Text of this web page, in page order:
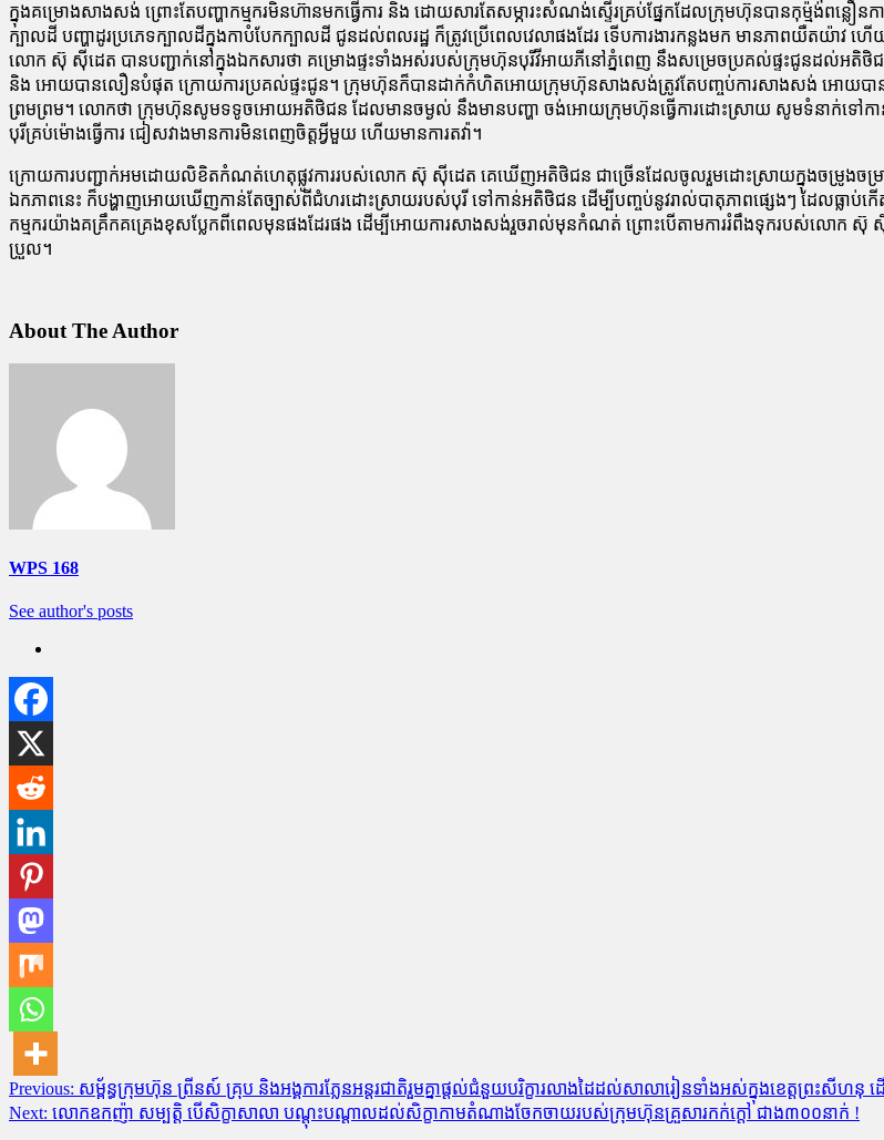
ក្នុងគម្រោងសាងសង់ ព្រោះតែបញ្ហាកម្មករមិនហ៊ានមកធ្វើការ និង ដោយសារតែសម្ភារះសំណង់ស្ទើរគ្រប់ផ្នែកដែលក្រុមហ៊ុនបានកុម្ម៉ង់ពន្លឿនក
ក្បាលដី បញ្ហាដូរប្រភេទក្បាលដីក្នុងកាបំបែកក្បាលដី ជូនដល់ពលរដ្ឋ ក៏ត្រូវប្រើពេលវេលាផងដែរ ទើបការងារកន្លងមក មានភាពយឺត
លោក ស៊ុ ស៊ីដេត បានបញ្ជាក់នៅក្នុងឯកសារថា គម្រោងផ្ទះទាំងអស់របស់ក្រុមហ៊ុនបុរីវីអាយភីនៅភ្នំពេញ នឹងសម្រេចប្រគល់ផ្ទះជូនដល់អ
និង អោយបានលឿនបំផុត ក្រោយការប្រគល់ផ្ទះជូន។ ក្រុមហ៊ុនក៏បានដាក់កំហិតអោយក្រុមហ៊ុនសាងសង់ត្រូវតែបញ្ចប់ការសាងសង់ អោយបាន
ព្រមព្រម។ លោកថា ក្រុមហ៊ុនសូមទទូចអោយអតិថិជន ដែលមានចម្ងល់ នឹងមានបញ្ហា ចង់អោយក្រុមហ៊ុនធ្វើការដោះស្រាយ សូមទំនាក់ទៅកាន់
បុរីគ្រប់ម៉ោងធ្វើការ ជៀសវាងមានការមិនពេញចិត្តអ្វីមួយ ហើយមានការតវ៉ា។
ក្រោយការបញ្ជាក់អមដោយលិខិតកំណត់ហេតុផ្លូវការរបស់លោក ស៊ុ ស៊ីដេត គេឃើញអតិថិជន ជាច្រើនដែលចូលរួមដោះស្រាយក្នុងចម្រូងចម្រាស់
ឯកភាពនេះ ក៏បង្ហាញអោយឃើញកាន់តែច្បាស់ពីជំហរដោះស្រាយរបស់បុរី ទៅកាន់អតិថិជន ដើម្បីបញ្ចប់នូវរាល់បាតុភាពផ្សេងៗ ដែលធ្
កម្មករយ៉ាងគគ្រឹកគគ្រេងខុសប្លែកពីពេលមុនផងដែរផង ដើម្បីអោយការសាងសង់រួចរាល់មុនកំណត់ ព្រោះបើតាមការរំពឹងទុករបស់លោក
ប្រួល។
About The Author
WPS 168
See author's posts
Post
navigation
Previous: សម្ព័ន្ធក្រុមហ៊ុន ព្រីនស៍ គ្រុប និង​អង្គការ​ភ្លែន​អន្តរជាតិ​​រួម​គ្នា​ផ្តល់​​ជំនួយ​​បរិក្ខារ​លាង​ដៃ​​ដល់​សាលារៀនទាំងអស់ក្នុង​ខេត្ត​ព្រ
Next: លោកឧកញ៉ា សម្បត្តិ បើសិក្ខាសាលា បណ្តុះបណ្តាលដល់សិក្ខាកាមតំណាងចែកចាយរបស់ក្រុមហ៊ុនគ្រួសារកក់ក្តៅ ជាង៣០០នាក់ !